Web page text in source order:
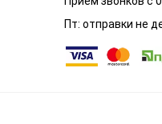
Пт: отправки не